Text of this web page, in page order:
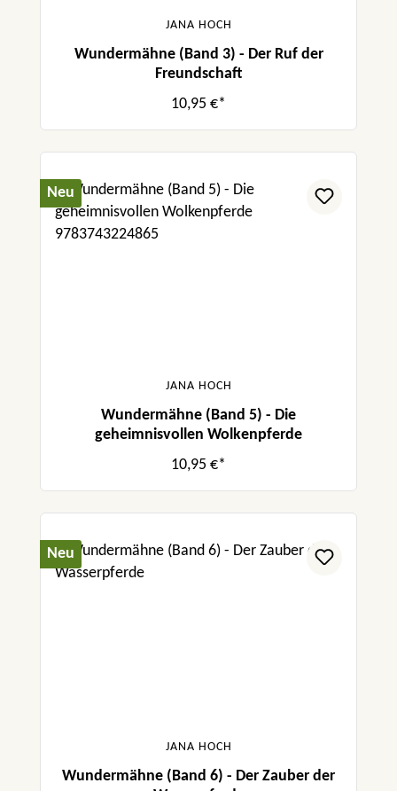
JANA HOCH
Wundermähne (Band 3) - Der Ruf der
Freundschaft
10,95 €*
Neu
JANA HOCH
Wundermähne (Band 5) - Die
geheimnisvollen Wolkenpferde
10,95 €*
Neu
JANA HOCH
Wundermähne (Band 6) - Der Zauber der